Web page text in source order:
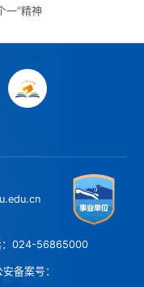
一”精神
：024-56865000
案号：